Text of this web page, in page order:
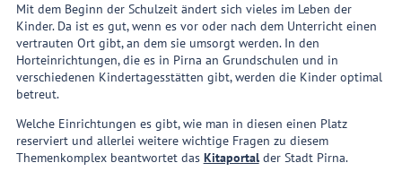
Mit dem Beginn der Schulzeit ändert sich vieles im Leben der
Kinder. Da ist es gut, wenn es vor oder nach dem Unterricht einen
vertrauten Ort gibt, an dem sie umsorgt werden. In den
Horteinrichtungen, die es in Pirna an Grundschulen und in
verschiedenen Kindertagesstätten gibt, werden die Kinder optimal
betreut.
Welche Einrichtungen es gibt, wie man in diesen einen Platz
reserviert und allerlei weitere wichtige Fragen zu diesem
Themenkomplex beantwortet das Kitaportalder Stadt Pirna.